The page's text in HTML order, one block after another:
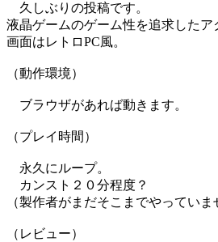
久しぶりの投稿です。
液晶ゲームのゲーム性を追求したア
画面はレトロPC風。
（動作環境）
ブラウザがあれば動きます。
（プレイ時間）
永久にループ。
カンスト２０分程度？
（製作者がまだそこまでやっていま
（レビュー）